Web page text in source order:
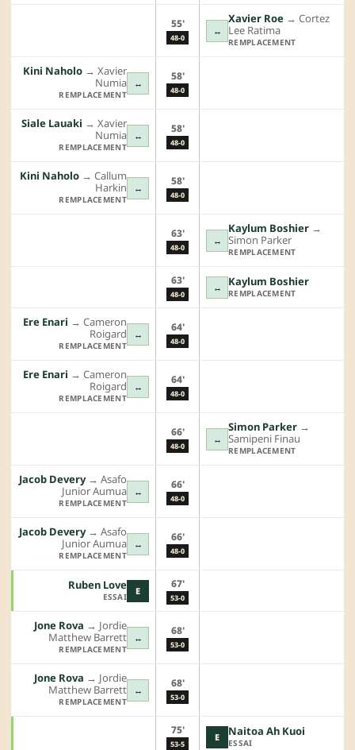
55'
48-0
↔
Xavier Roe →︎ Cortez
Lee Ratima
REMPLACEMENT
↔
Kini Naholo →︎ Xavier
Numia
REMPLACEMENT
58'
48-0
↔
Siale Lauaki →︎ Xavier
Numia
REMPLACEMENT
58'
48-0
↔
Kini Naholo →︎ Callum
Harkin
REMPLACEMENT
58'
48-0
63'
48-0
↔
Kaylum Boshier →︎
Simon Parker
REMPLACEMENT
63'
48-0
↔ Kaylum Boshier
REMPLACEMENT
↔
Ere Enari →︎ Cameron
Roigard
REMPLACEMENT
64'
48-0
↔
Ere Enari →︎ Cameron
Roigard
REMPLACEMENT
64'
48-0
66'
48-0
↔
Simon Parker →︎
Samipeni Finau
REMPLACEMENT
↔
Jacob Devery→︎ Asafo
Junior Aumua
REMPLACEMENT
66'
48-0
↔
Jacob Devery→︎ Asafo
Junior Aumua
REMPLACEMENT
66'
48-0
E
Ruben Love
ESSAI
67'
53-0
↔
Jone Rova →︎ Jordie
Matthew Barrett
REMPLACEMENT
68'
53-0
↔
Jone Rova →︎ Jordie
Matthew Barrett
REMPLACEMENT
68'
53-0
75'
53-5
E Naitoa Ah Kuoi
ESSAI